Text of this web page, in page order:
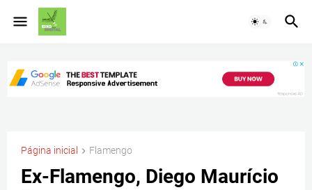
Página inicial Flamengo
Ex-Flamengo, Diego Maurício